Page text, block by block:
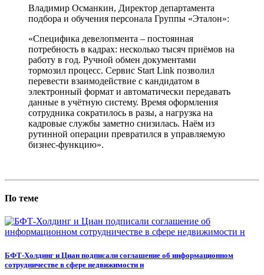
Владимир Османкин, Директор департамента
подбора и обучения персонала Группы «Эталон»:
«Специфика девелопмента – постоянная
потребность в кадрах: несколько тысяч приёмов на
работу в год. Ручной обмен документами
тормозил процесс. Сервис Start Link позволил
перевести взаимодействие с кандидатом в
электронный формат и автоматически передавать
данные в учётную систему. Время оформления
сотрудника сократилось в разы, а нагрузка на
кадровые службы заметно снизилась. Наём из
рутинной операции превратился в управляемую
бизнес-функцию».
По теме
БФТ-Холдинг и Циан подписали соглашение об информационном
сотрудничестве в сфере недвижимости н